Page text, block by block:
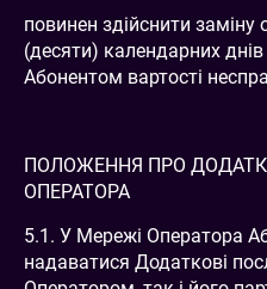
повинен здійснити
(десяти) календарних
Абонентом вартості
ПОЛОЖЕННЯ ПРО
ОПЕРАТОРА
5.1. У Мережі Оператора
надаватися Додаткові